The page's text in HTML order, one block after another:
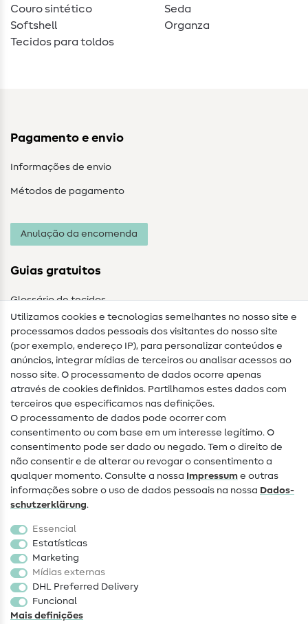
Couro sintético
Softshell
Tecidos para toldos
Seda
Organza
Pagamento e envio
Informações de envio
Métodos de pagamento
Anulação da encomenda
Guias gratuitos
Glossário de tecidos
Guias de costura
Ajuda e contacto
Contacto
Mudança de proprietário
Perguntas frequentes (FAQ)
Direito de cancelamento
Popular
Tecidos
Acessórios de costura
Promoção
Utilizamos cookies e tecnologias semelhantes no nosso site e
processamos dados pessoais dos visitantes do nosso site
(por exemplo, endereço IP), para personalizar conteúdos e
anúncios, integrar mídias de terceiros ou analisar acessos ao
nosso site. O processamento de dados ocorre apenas
através de cookies definidos. Partilhamos estes dados com
terceiros que especificamos nas definições.
O processamento de dados pode ocorrer com
consentimento ou com base em um interesse legítimo. O
consentimento pode ser dado ou negado. Tem o direito de
não consentir e de alterar ou revogar o consentimento a
qualquer momento. Consulte a nossa Impressum e outras
informações sobre o uso de dados pessoais na nossa Dados­
schutz­erklärung.
Essencial
Estatísticas
Marketing
Mídias externas
DHL Preferred Delivery
Funcional
Mais definições